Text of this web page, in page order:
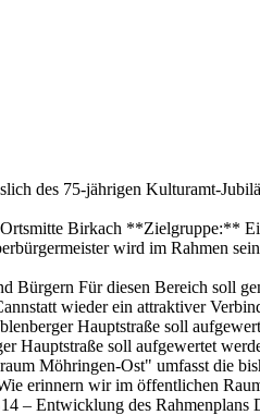
des 75-jährigen Kulturamt-
Birkach **Zielgruppe:**
wird im Rahmen
Bürgern Für diesen Bereich soll
wieder ein attraktiver
Hauptstraße soll
Hauptstraße soll aufgewertet
Möhringen-Ost" umfasst die
erinnern wir im öffentlichen
– Entwicklung des